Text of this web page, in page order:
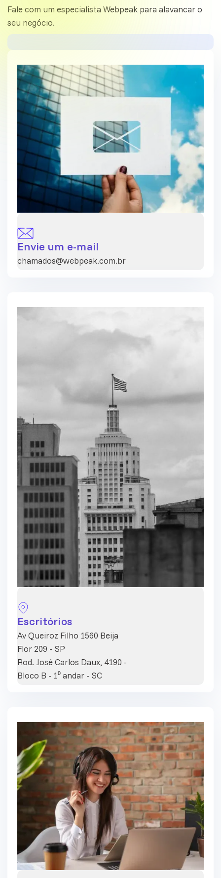
Fale com um especialista Webpeak para alavancar o
seu negócio.
Envie um e-mail
chamados@webpeak.com.br
Escritórios
Av Queiroz Filho 1560 Beija
Flor 209 - SP
Rod. José Carlos Daux, 4190 -
Bloco B - 1⁰ andar - SC